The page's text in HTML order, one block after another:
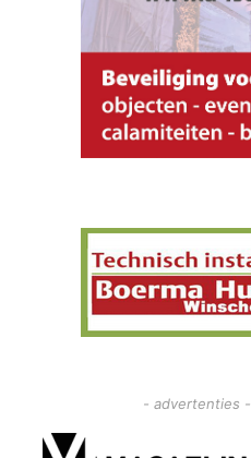
- advertenties -